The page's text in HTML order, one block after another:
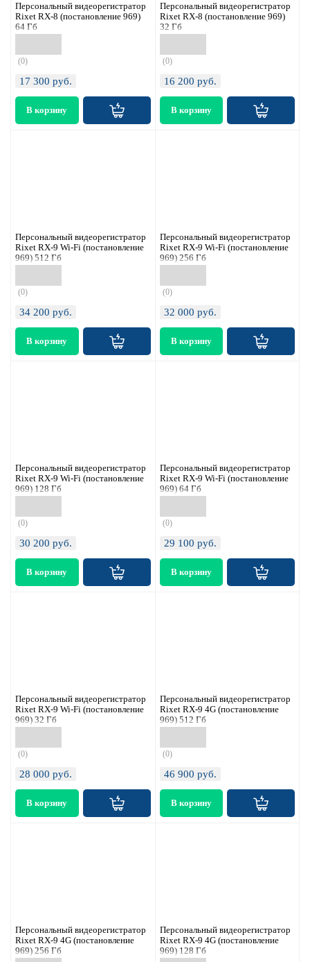
Персональный видеорегистратор
Rixet RX-8 (постановление 969)
64 Гб
(0)
17 300 руб.
Персональный видеорегистратор
Rixet RX-8 (постановление 969)
32 Гб
(0)
16 200 руб.
Персональный видеорегистратор
Rixet RX-9 Wi-Fi (постановление
969) 512 Гб
(0)
34 200 руб.
Персональный видеорегистратор
Rixet RX-9 Wi-Fi (постановление
969) 256 Гб
(0)
32 000 руб.
Персональный видеорегистратор
Rixet RX-9 Wi-Fi (постановление
969) 128 Гб
(0)
30 200 руб.
Персональный видеорегистратор
Rixet RX-9 Wi-Fi (постановление
969) 64 Гб
(0)
29 100 руб.
Персональный видеорегистратор
Rixet RX-9 Wi-Fi (постановление
969) 32 Гб
(0)
28 000 руб.
Персональный видеорегистратор
Rixet RX-9 4G (постановление
969) 512 Гб
(0)
46 900 руб.
Персональный видеорегистратор
Rixet RX-9 4G (постановление
969) 256 Гб
Персональный видеорегистратор
Rixet RX-9 4G (постановление
969) 128 Гб